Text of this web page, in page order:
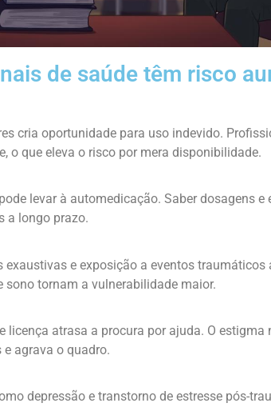
de saúde têm risco
cria oportunidade para uso indevido.
o que eleva o risco por mera disponibilidade.
levar à automedicação. Saber dosagens
a longo prazo.
exaustivas e exposição a eventos
sono tornam a vulnerabilidade maior.
licença atrasa a procura por ajuda. O
agrava o quadro.
depressão e transtorno de estresse pós-